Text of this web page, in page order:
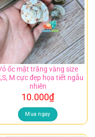
ốc mặt trăng vàng size
M cực đẹp họa tiết ngẫu
nhiên
10.000₫
Mua ngay